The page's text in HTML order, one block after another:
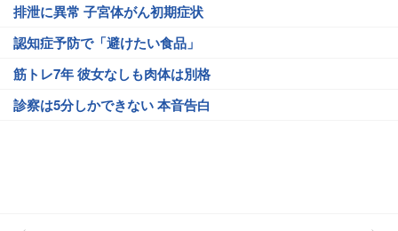
排泄に異常 子宮体がん初期症状
認知症予防で「避けたい食品」
筋トレ7年 彼女なしも肉体は別格
診察は5分しかできない 本音告白